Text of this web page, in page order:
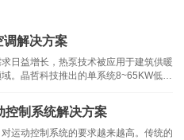
方案：有效提升了整机系统效率，
人工绕制变压器的人力成本。
调解决方案
日益增长，热泵技术被应用于建筑供暖
。晶哲科技推出的单系统8~65KW低温
主频，150DMIPS的处理性
控制系统解决方案
运动控制系统的要求越来越高。传统的